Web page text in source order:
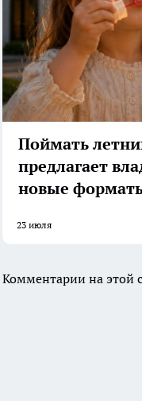
Поймать
предлагает
новые
23 июля
Комментарии на этой